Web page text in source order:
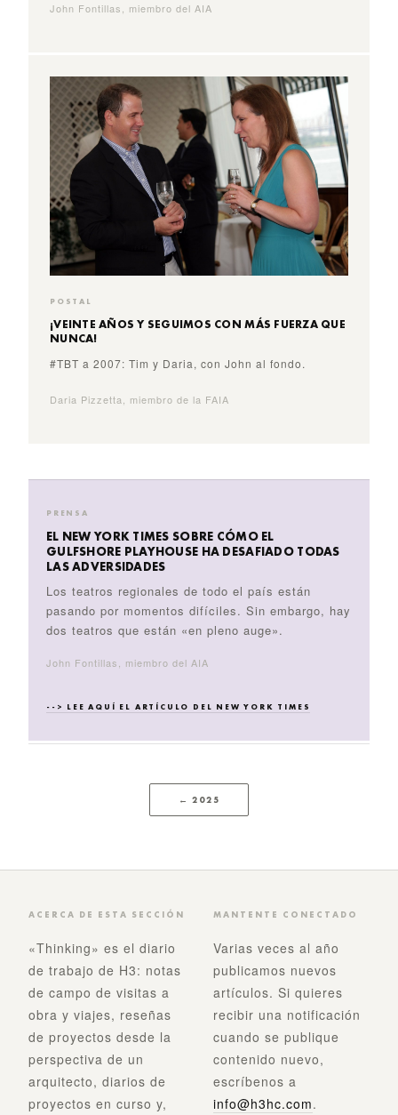
John Fontillas, miembro del AIA
POSTAL
¡VEINTE AÑOS Y SEGUIMOS CON MÁS FUERZA QUE
NUNCA!
#TBT a 2007: Tim y Daria, con John al fondo.
Daria Pizzetta, miembro de la FAIA
PRENSA
EL NEW YORK TIMES SOBRE CÓMO EL
GULFSHORE PLAYHOUSE HA DESAFIADO TODAS
LAS ADVERSIDADES
Los teatros regionales de todo el país están
pasando por momentos difíciles. Sin embargo, hay
dos teatros que están «en pleno auge».
John Fontillas, miembro del AIA
--> LEE AQUÍ EL ARTÍCULO DEL NEW YORK TIMES
← 2025
ACERCA DE ESTA SECCIÓN
«Thinking» es el diario
de trabajo de H3: notas
de campo de visitas a
obra y viajes, reseñas
de proyectos desde la
perspectiva de un
arquitecto, diarios de
proyectos en curso y,
MANTENTE CONECTADO
Varias veces al año
publicamos nuevos
artículos. Si quieres
recibir una notificación
cuando se publique
contenido nuevo,
escríbenos a
info@h3hc.com.